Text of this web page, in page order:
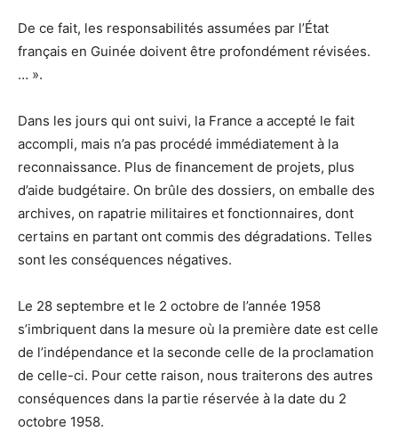
De ce fait, les responsabilités assumées par l’État
français en Guinée doivent être profondément révisées.
… ».
Dans les jours qui ont suivi, la France a accepté le fait
accompli, mais n’a pas procédé immédiatement à la
reconnaissance. Plus de financement de projets, plus
d’aide budgétaire. On brûle des dossiers, on emballe des
archives, on rapatrie militaires et fonctionnaires, dont
certains en partant ont commis des dégradations. Telles
sont les conséquences négatives.
Le 28 septembre et le 2 octobre de l’année 1958
s’imbriquent dans la mesure où la première date est celle
de l’indépendance et la seconde celle de la proclamation
de celle-ci. Pour cette raison, nous traiterons des autres
conséquences dans la partie réservée à la date du 2
octobre 1958.